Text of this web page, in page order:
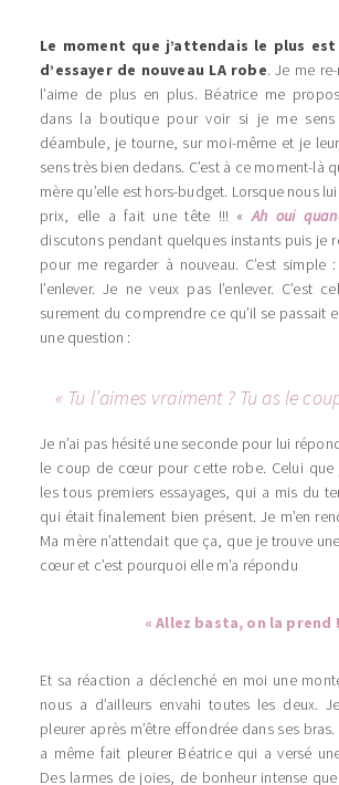
Le moment que j’attendais le plus
d’essayer de nouveau LA robe. Je me
l’aime de plus en plus. Béatrice me
dans la boutique pour voir si je me sens
déambule, je tourne, sur moi-même et je
sens très bien dedans. C’est à ce moment-là
mère qu’elle est hors-budget. Lorsque nous
prix, elle a fait une tête !!! «Ah oui
discutons pendant quelques instants puis je
pour me regarder à nouveau. C’est simple
l’enlever. Je ne veux pas l’enlever. C’est
surement du comprendre ce qu’il se passait
une question :
« Tu l’aimes vraiment ? Tu as le
Je n’ai pas hésité une seconde pour lui
le coup de cœur pour cette robe. Celui que
les tous premiers essayages, qui a mis du
qui était finalement bien présent. Je m’en
Ma mère n’attendait que ça, que je trouve
cœur et c’est pourquoi elle m’a répondu
« Allez basta, on la prend
Et sa réaction a déclenché en moi une
nous a d’ailleurs envahi toutes les deux.
pleurer après m’être effondrée dans ses bras.
a même fait pleurer Béatrice qui a versé
Des larmes de joies, de bonheur intense